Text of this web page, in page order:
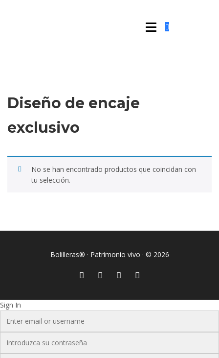
Diseño de encaje
exclusivo
No se han encontrado productos que coincidan con
tu selección.
Bolilleras® · Patrimonio vivo · © 2026
Sign In